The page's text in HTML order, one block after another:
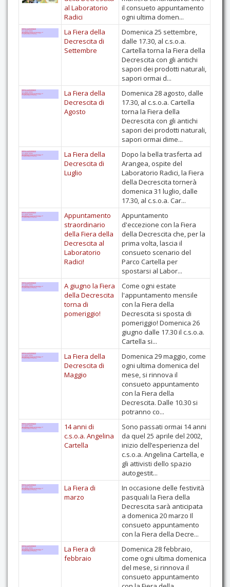
al Laboratorio
Radici
il consueto appuntamento
ogni ultima domen...
La Fiera della
Decrescita di
Settembre
Domenica 25 settembre,
dalle 17.30, al c.s.o.a.
Cartella torna la Fiera della
Decrescita con gli antichi
sapori dei prodotti naturali,
sapori ormai d...
La Fiera della
Decrescita di
Agosto
Domenica 28 agosto, dalle
17.30, al c.s.o.a. Cartella
torna la Fiera della
Decrescita con gli antichi
sapori dei prodotti naturali,
sapori ormai dime...
La Fiera della
Decrescita di
Luglio
Dopo la bella trasferta ad
Arangea, ospite del
Laboratorio Radici, la Fiera
della Decrescita tornerà
domenica 31 luglio, dalle
17.30, al c.s.o.a. Car...
Appuntamento
straordinario
della Fiera della
Decrescita al
Laboratorio
Radici!
Appuntamento
d'eccezione con la Fiera
della Decrescita che, per la
prima volta, lascia il
consueto scenario del
Parco Cartella per
spostarsi al Labor...
A giugno la Fiera
della Decrescita
torna di
pomeriggio!
Come ogni estate
l'appuntamento mensile
con la Fiera della
Decrescita si sposta di
pomeriggio! Domenica 26
giugno dalle 17.30 il c.s.o.a.
Cartella si...
La Fiera della
Decrescita di
Maggio
Domenica 29 maggio, come
ogni ultima domenica del
mese, si rinnova il
consueto appuntamento
con la Fiera della
Decrescita. Dalle 10.30 si
potranno co...
14 anni di
c.s.o.a. Angelina
Cartella
Sono passati ormai 14 anni
da quel 25 aprile del 2002,
inizio dell’esperienza del
c.s.o.a. Angelina Cartella, e
gli attivisti dello spazio
autogestit...
La Fiera di
marzo
In occasione delle festività
pasquali la Fiera della
Decrescita sarà anticipata
a domenica 20 marzo Il
consueto appuntamento
con la Fiera della Decre...
La Fiera di
febbraio
Domenica 28 febbraio,
come ogni ultima domenica
del mese, si rinnova il
consueto appuntamento